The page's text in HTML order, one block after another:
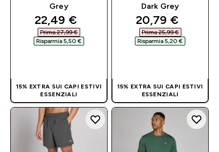
Grey
discounted price
22,49 €‎
Prima 27,99 €‎
Risparmia 5,50 €‎
15% EXTRA SUI CAPI ESTIVI
ESSENZIALI
Dark Grey
discounted
20,79 €‎
Prima 25,99 €‎
Risparmia 5,20 €‎
15% EXTRA SUI CAPI ESTIVI
ESSENZIALI